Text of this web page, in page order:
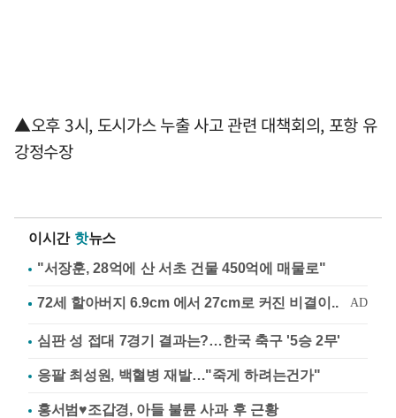
▲오후 3시, 도시가스 누출 사고 관련 대책회의, 포항 유
강정수장
이시간 핫뉴스
"서장훈, 28억에 산 서초 건물 450억에 매물로"
심판 성 접대 7경기 결과는?…한국 축구 '5승 2무'
응팔 최성원, 백혈병 재발…"죽게 하려는건가"
홍서범♥조갑경, 아들 불륜 사과 후 근황